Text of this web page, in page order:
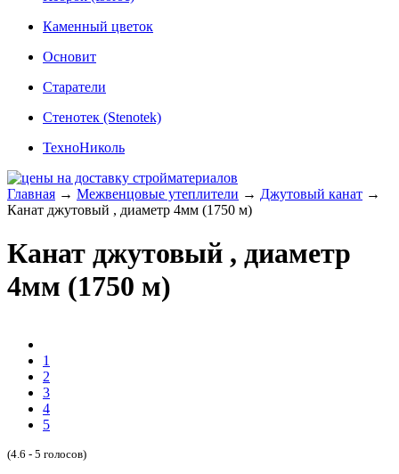
Каменный цветок
Основит
Старатели
Стенотек (Stenotek)
ТехноНиколь
Главная → Межвенцовые утеплители → Джутовый канат →
Канат джутовый , диаметр 4мм (1750 м)
Канат джутовый , диаметр
4мм (1750 м)
1
2
3
4
5
(4.6 - 5 голосов)